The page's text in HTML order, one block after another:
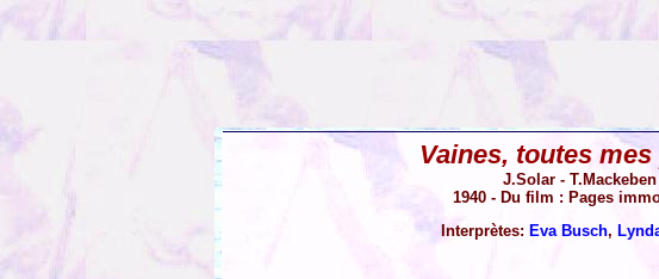
Vaines, toutes
J.Solar - T.Mackeben
1940 - Du film : Pages
Interprètes: Eva Busch,